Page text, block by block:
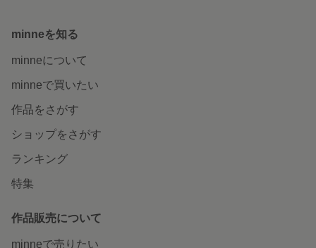
minneを知る
minneについて
minneで買いたい
作品をさがす
ショップをさがす
ランキング
特集
作品販売について
minneで売りたい